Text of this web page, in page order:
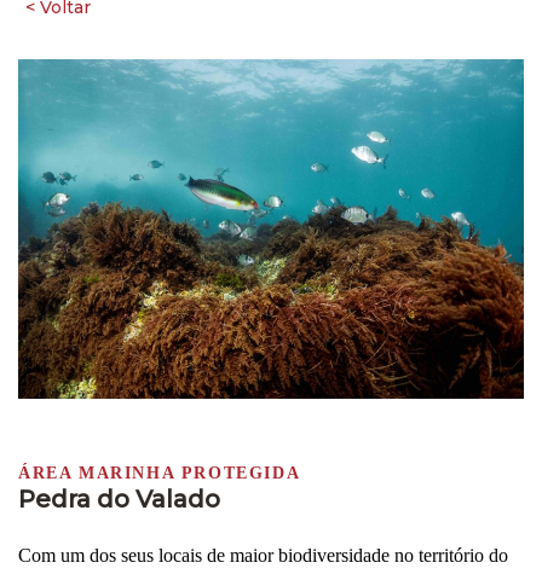
ÁREA MARINHA PROTEGIDA
Pedra do Valado
Com um dos seus locais de maior biodiversidade no território do